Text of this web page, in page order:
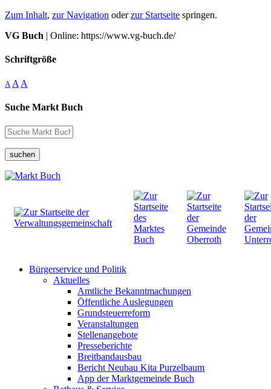
Zum Inhalt, zur Navigation oderzur Startseite springen.
VG Buch | Online: https://www.vg-buch.de/
Schriftgröße
A A A
Suche Markt Buch
suchen
Bürgerservice und Politik
Aktuelles
Amtliche Bekanntmachungen
Öffentliche Auslegungen
Grundsteuerreform
Veranstaltungen
Stellenangebote
Presseberichte
Breitbandausbau
Bericht Neubau Kita Purzelbaum
App der Marktgemeinde Buch